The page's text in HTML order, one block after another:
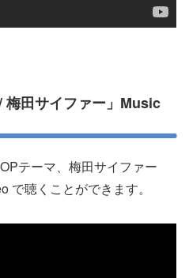
梅田サイファー」Music
テーマ、梅田サイファー
で聴くことができます。